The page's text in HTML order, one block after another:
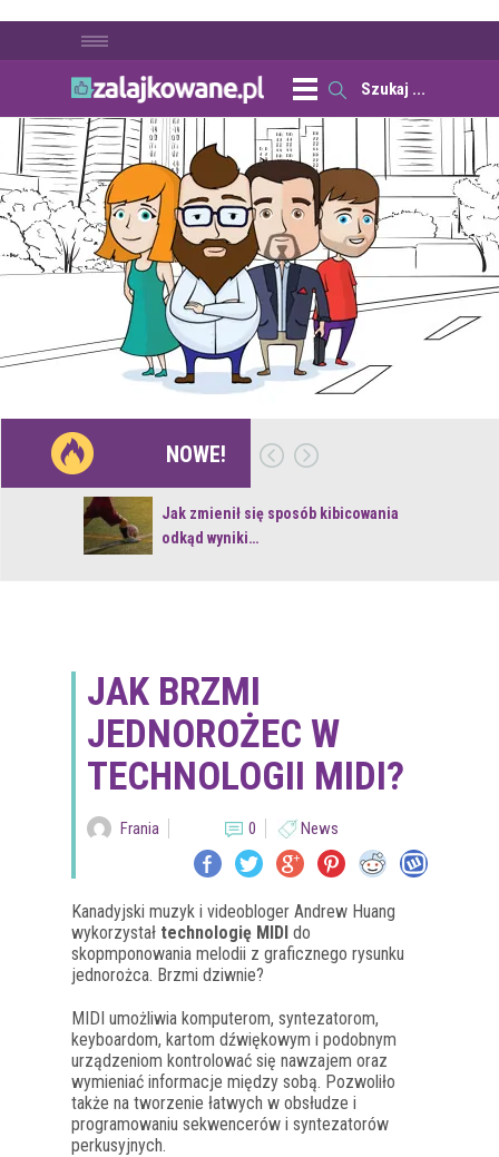
NOWE!
Jak zmienił się sposób kibicowania
odkąd wyniki…
JAK BRZMI
JEDNOROŻEC W
TECHNOLOGII MIDI?
Frania 0 News
Kanadyjski muzyk i videobloger Andrew Huang
wykorzystał technologię MIDI do
skopmponowania melodii z graficznego rysunku
jednorożca. Brzmi dziwnie?
MIDI umożliwia komputerom, syntezatorom,
keyboardom, kartom dźwiękowym i podobnym
urządzeniom kontrolować się nawzajem oraz
wymieniać informacje między sobą. Pozwoliło
także na tworzenie łatwych w obsłudze i
programowaniu sekwencerów i syntezatorów
perkusyjnych.